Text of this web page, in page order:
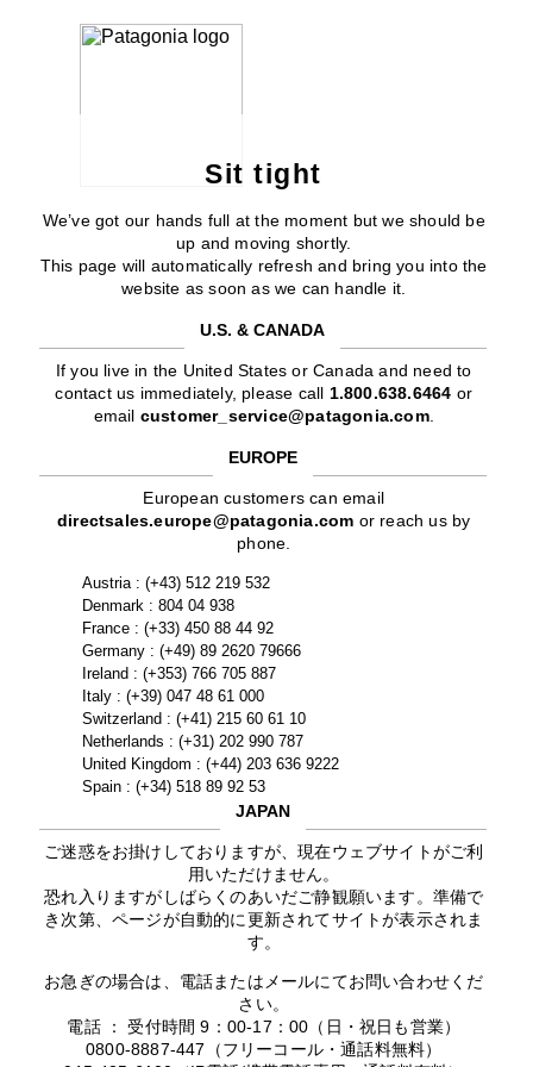
Sit tight
We’ve got our hands full at the moment but we should be
up and moving shortly.
This page will automatically refresh and bring you into the
website as soon as we can handle it.
U.S. & CANADA
If you live in the United States or Canada and need to
contact us immediately, please call 1.800.638.6464 or
email customer_service@patagonia.com.
EUROPE
European customers can email
directsales.europe@patagonia.com or reach us by
phone.
Austria : (+43) 512 219 532
Denmark : 804 04 938
France : (+33) 450 88 44 92
Germany : (+49) 89 2620 79666
Ireland : (+353) 766 705 887
Italy : (+39) 047 48 61 000
Switzerland : (+41) 215 60 61 10
Netherlands : (+31) 202 990 787
United Kingdom : (+44) 203 636 9222
Spain : (+34) 518 89 92 53
JAPAN
ご迷惑をお掛けしておりますが、現在ウェブサイトがご利
用いただけません。
恐れ入りますがしばらくのあいだご静観願います。準備で
き次第、ページが自動的に更新されてサイトが表示されま
す。
お急ぎの場合は、電話またはメールにてお問い合わせくだ
さい。
電話 ： 受付時間 9：00-17：00（日・祝日も営業）
0800-8887-447（フリーコール・通話料無料）